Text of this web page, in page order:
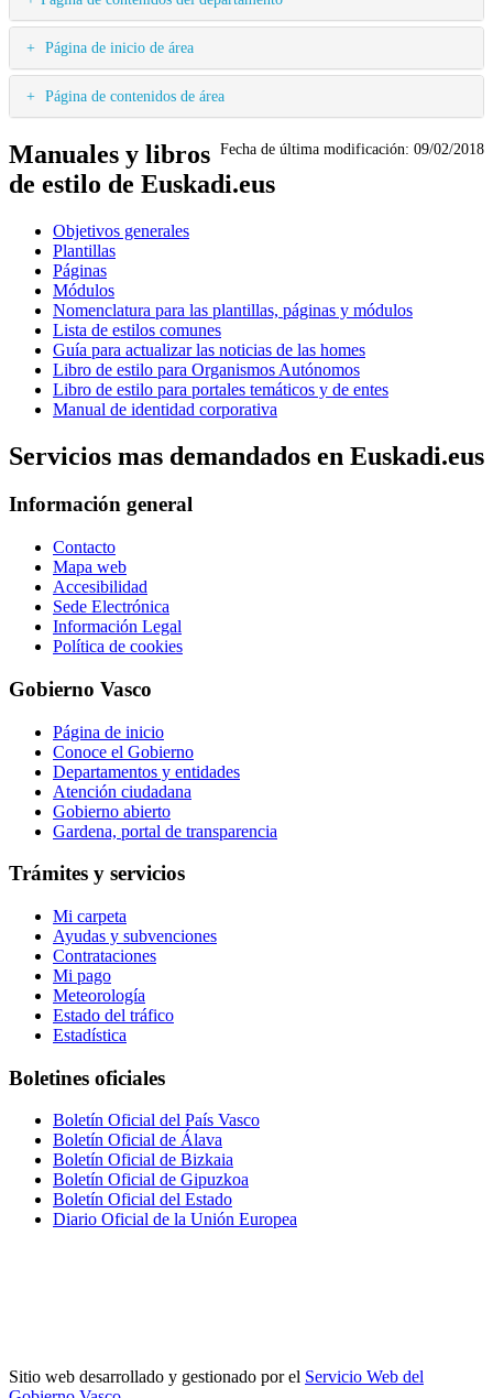
Página de inicio de área
Página de contenidos de área
Fecha de última modificación: 09/02/2018
Manuales y libros
de estilo de Euskadi.eus
Objetivos generales
Plantillas
Páginas
Módulos
Nomenclatura para las plantillas, páginas y módulos
Lista de estilos comunes
Guía para actualizar las noticias de las homes
Libro de estilo para Organismos Autónomos
Libro de estilo para portales temáticos y de entes
Manual de identidad corporativa
Servicios mas demandados en Euskadi.eus
Información general
Contacto
Mapa web
Accesibilidad
Sede Electrónica
Información Legal
Política de cookies
Gobierno Vasco
Página de inicio
Conoce el Gobierno
Departamentos y entidades
Atención ciudadana
Gobierno abierto
Gardena, portal de transparencia
Trámites y servicios
Mi carpeta
Ayudas y subvenciones
Contrataciones
Mi pago
Meteorología
Estado del tráfico
Estadística
Boletines oficiales
Boletín Oficial del País Vasco
Boletín Oficial de Álava
Boletín Oficial de Bizkaia
Boletín Oficial de Gipuzkoa
Boletín Oficial del Estado
Diario Oficial de la Unión Europea
Sitio web desarrollado y gestionado por el Servicio Web del